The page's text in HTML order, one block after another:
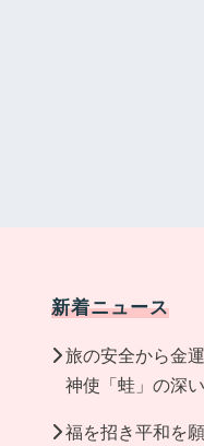
新着ニュース
旅の安全から金
神使「蛙」の深
福を招き平和を